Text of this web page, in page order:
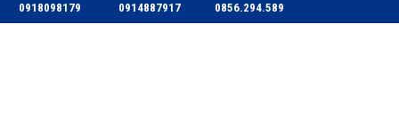
0918098179
0914887917
0856.294.589